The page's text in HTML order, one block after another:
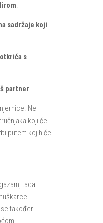
.
sadržaje koji
s
partner
Ne
koji će
putem kojih će
tada
također